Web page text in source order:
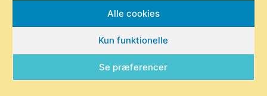
Alle cookies
Kun funktionelle
Se præferencer